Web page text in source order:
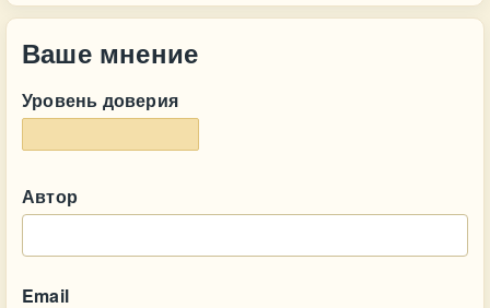
Ваше мнение
Уровень доверия
Автор
Email